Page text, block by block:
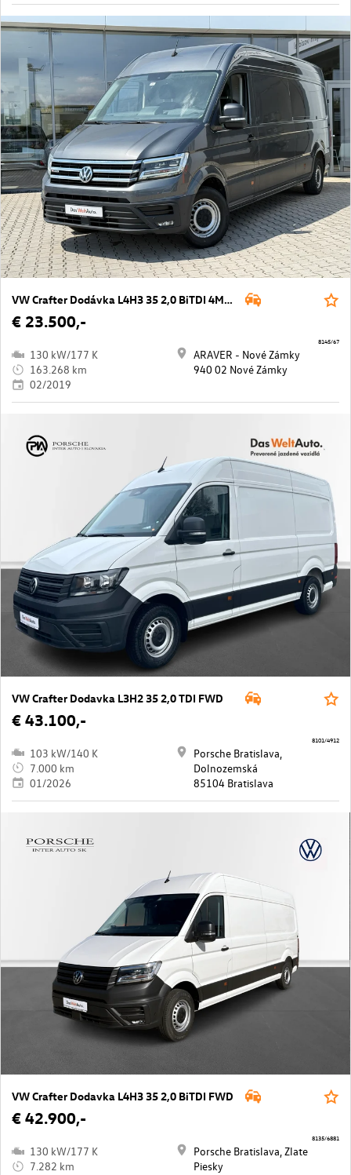
VW Crafter Dodávka L4H3 35 2,0 BiTDI 4MOT
€ 23.500,-
130 kW/177 K
163.268 km
02/2019
ARAVER - Nové Zámky
940 02 Nové Zámky
8145/67
VW Crafter Dodavka L3H2 35 2,0 TDI FWD
€ 43.100,-
103 kW/140 K
7.000 km
01/2026
Porsche Bratislava,
Dolnozemská
85104 Bratislava
8101/4912
VW Crafter Dodavka L4H3 35 2,0 BiTDI FWD
€ 42.900,-
130 kW/177 K
7.282 km
Porsche Bratislava, Zlate
Piesky
8135/6881